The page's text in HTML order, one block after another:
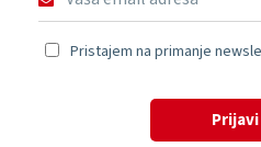
Pristajem na primanje
Prijavi